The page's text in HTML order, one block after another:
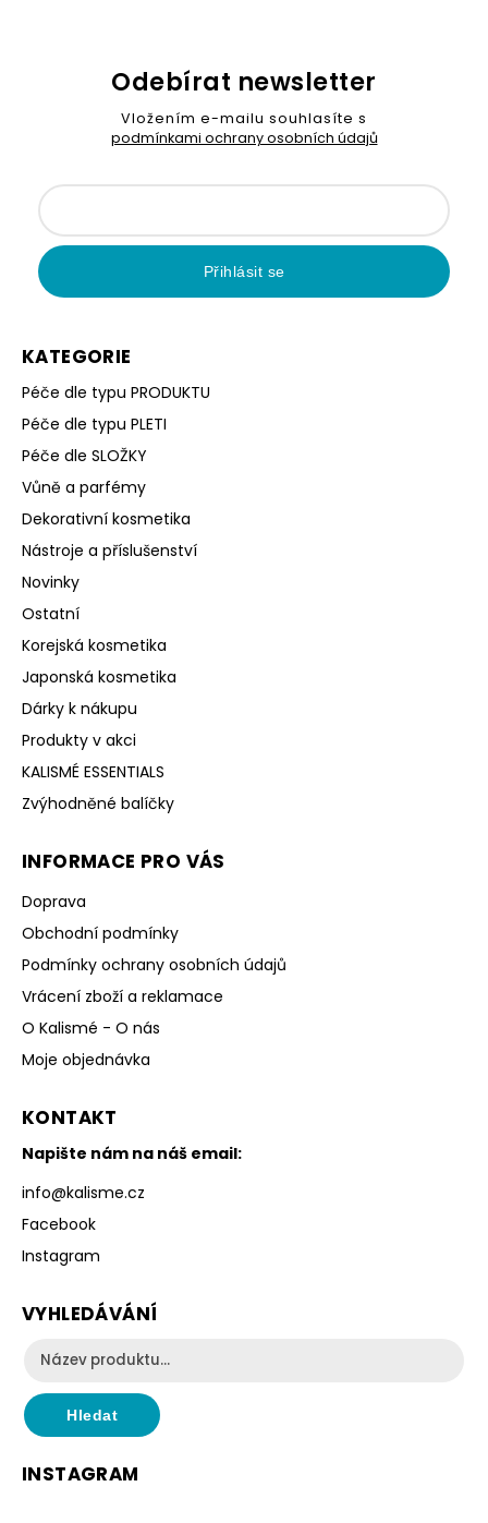
KATEGORIE
Péče dle typu PRODUKTU
Péče dle typu PLETI
Péče dle SLOŽKY
Vůně a parfémy
Dekorativní kosmetika
Nástroje a příslušenství
Novinky
Ostatní
Korejská kosmetika
Japonská kosmetika
Dárky k nákupu
Produkty v akci
KALISMÉ ESSENTIALS
Zvýhodněné balíčky
INFORMACE PRO VÁS
Doprava
Obchodní podmínky
Podmínky ochrany osobních údajů
Vrácení zboží a reklamace
O Kalismé - O nás
Moje objednávka
KONTAKT
Napište nám na náš email:
info@kalisme.cz
Facebook
Instagram
VYHLEDÁVÁNÍ
Hledat
Odebírat newsletter
Vložením e-mailu souhlasíte s
podmínkami ochrany osobních údajů
Přihlásit se
INSTAGRAM